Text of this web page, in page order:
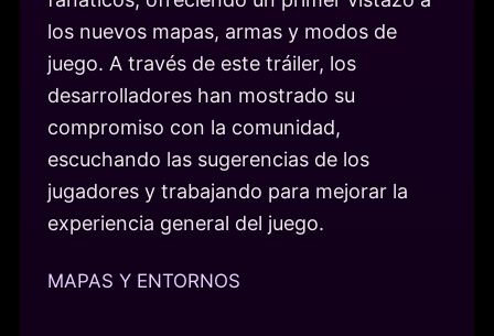
los nuevos mapas, armas y modos de
juego. A través de este tráiler, los
desarrolladores han mostrado su
compromiso con la comunidad,
escuchando las sugerencias de los
jugadores y trabajando para mejorar la
experiencia general del juego.
MAPAS Y ENTORNOS